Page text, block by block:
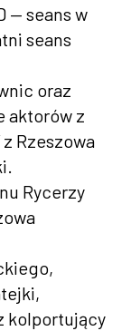
— seans w
seans
oraz
aktorów z
Rzeszowa
Rycerzy
kolportujący